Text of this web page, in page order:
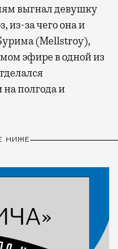
выгнал девушку
из-за чего она и
(Mellstroy),
эфире в одной из
полгода и
НИЖЕ